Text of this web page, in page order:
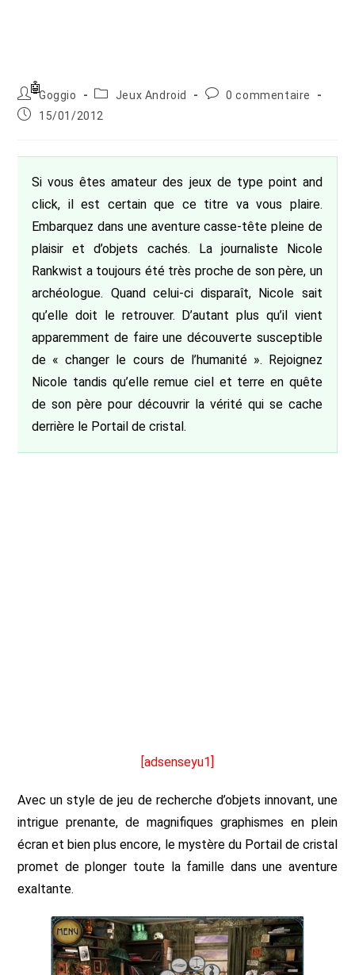
Auteur/autrice
de
la
Goggio
PostJeux Android
Commentaires
0 commentaire
Publication
15/01/2012
Si vous êtes amateur des jeux de type point and
click, il est certain que ce titre va vous plaire.
Embarquez dans une aventure casse-tête pleine de
plaisir et d’objets cachés. La journaliste Nicole
Rankwist a toujours été très proche de son père, un
archéologue. Quand celui-ci disparaît, Nicole sait
qu’elle doit le retrouver. D’autant plus qu’il vient
apparemment de faire une découverte susceptible
de « changer le cours de l’humanité ». Rejoignez
Nicole tandis qu’elle remue ciel et terre en quête
de son père pour découvrir la vérité qui se cache
derrière le Portail de cristal.
[adsenseyu1]
Avec un style de jeu de recherche d’objets innovant, une
intrigue prenante, de magnifiques graphismes en plein
écran et bien plus encore, le mystère du Portail de cristal
promet de plonger toute la famille dans une aventure
exaltante.